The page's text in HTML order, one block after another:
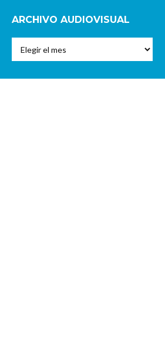
ARCHIVO AUDIOVISUAL
Audiovisual